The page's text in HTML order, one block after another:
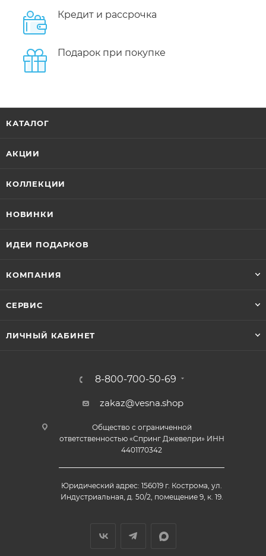
Кредит и рассрочка
Подарок при покупке
КАТАЛОГ
АКЦИИ
КОЛЛЕКЦИИ
НОВИНКИ
ИДЕИ ПОДАРКОВ
КОМПАНИЯ
СЕРВИС
ЛИЧНЫЙ КАБИНЕТ
8-800-700-50-69
zakaz@vesna.shop
Общество с ограниченной
ответственностью «Спринг Джевелри» ИНН
4401170342
Юридический адрес: 156019 г. Кострома, ул.
Индустриальная, д. 50/2, помещение 9, к. 19.